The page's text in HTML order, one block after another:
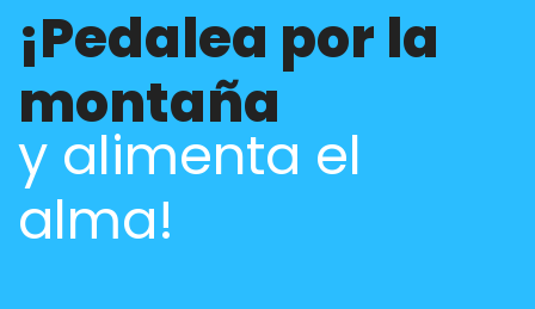
¡Pedalea por la
montaña
y alimenta el
alma!